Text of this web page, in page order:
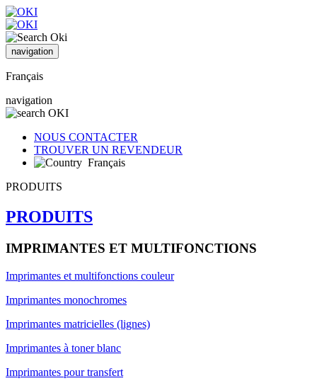
navigation
Français
navigation
NOUS CONTACTER
TROUVER UN REVENDEUR
Français
PRODUITS
PRODUITS
IMPRIMANTES ET MULTIFONCTIONS
Imprimantes et multifonctions couleur
Imprimantes monochromes
Imprimantes matricielles (lignes)
Imprimantes à toner blanc
Imprimantes pour transfert